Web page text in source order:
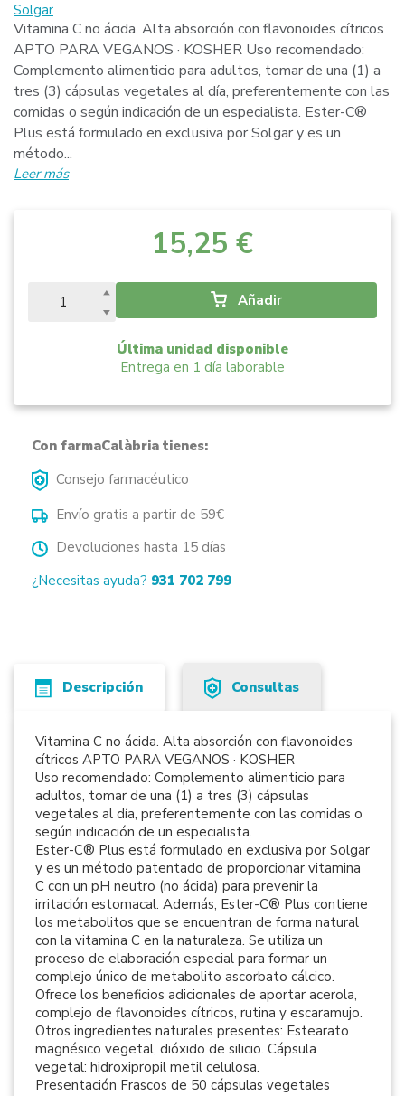
Solgar
Vitamina C no ácida. Alta absorción con flavonoides cítricos
APTO PARA VEGANOS · KOSHER Uso recomendado:
Complemento alimenticio para adultos, tomar de una (1) a
tres (3) cápsulas vegetales al día, preferentemente con las
comidas o según indicación de un especialista. Ester-C®
Plus está formulado en exclusiva por Solgar y es un
método...
Leer más
15,25 €
Añadir
Última unidad disponible
Entrega en 1 día laborable
Con farmaCalàbria tienes:
Consejo farmacéutico
Envío gratis a partir de 59€
Devoluciones hasta 15 días
¿Necesitas ayuda? 931 702 799
Descripción Consultas
Vitamina C no ácida. Alta absorción con flavonoides
cítricos APTO PARA VEGANOS · KOSHER
Uso recomendado: Complemento alimenticio para
adultos, tomar de una (1) a tres (3) cápsulas
vegetales al día, preferentemente con las comidas o
según indicación de un especialista.
Ester-C® Plus está formulado en exclusiva por Solgar
y es un método patentado de proporcionar vitamina
C con un pH neutro (no ácida) para prevenir la
irritación estomacal. Además, Ester-C® Plus contiene
los metabolitos que se encuentran de forma natural
con la vitamina C en la naturaleza. Se utiliza un
proceso de elaboración especial para formar un
complejo único de metabolito ascorbato cálcico.
Ofrece los beneficios adicionales de aportar acerola,
complejo de flavonoides cítricos, rutina y escaramujo.
Otros ingredientes naturales presentes: Estearato
magnésico vegetal, dióxido de silicio. Cápsula
vegetal: hidroxipropil metil celulosa.
Presentación Frascos de 50 cápsulas vegetales